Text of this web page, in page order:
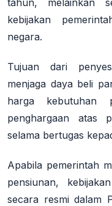
tahun, melainkan
kebijakan
negara.
Tujuan dari
menjaga daya beli
harga kebutuhan
penghargaan atas
selama bertugas
Apabila pemerintah
pensiunan,
secara resmi dalam